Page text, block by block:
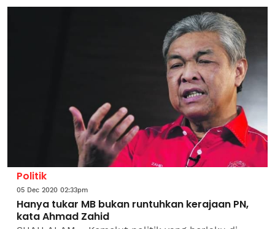
menurut...
Politik
05 Dec 2020 02:33pm
Hanya tukar MB bukan runtuhkan kerajaan PN,
kata Ahmad Zahid